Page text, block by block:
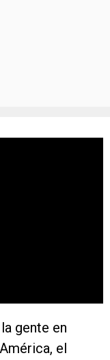
gente en
el